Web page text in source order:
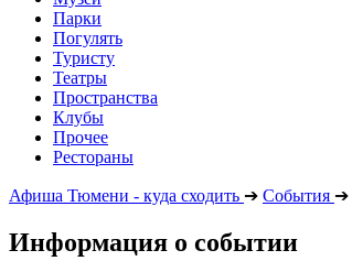
Парки
Погулять
Туристу
Театры
Пространства
Клубы
Прочее
Рестораны
Афиша Тюмени - куда сходить ➔ События ➔
Информация о событии